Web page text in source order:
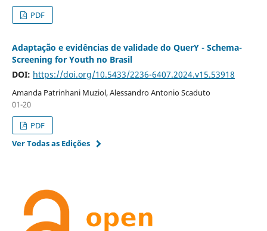
PDF
Adaptação e evidências de validade do QuerY - Schema-
Screening for Youth no Brasil
DOI: https://doi.org/10.5433/2236-6407.2024.v15.53918
Amanda Patrinhani Muziol, Alessandro Antonio Scaduto
01-20
PDF
Ver Todas as Edições